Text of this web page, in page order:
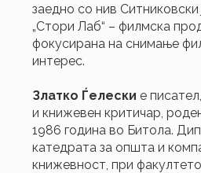
заедно со нив
„Стори Лаб“ – филмска
фокусирана на снимање
интерес.
Златко Ѓелески е
и книжевен критичар,
1986 година во Битола.
катедрата за општа и
книжевност, при